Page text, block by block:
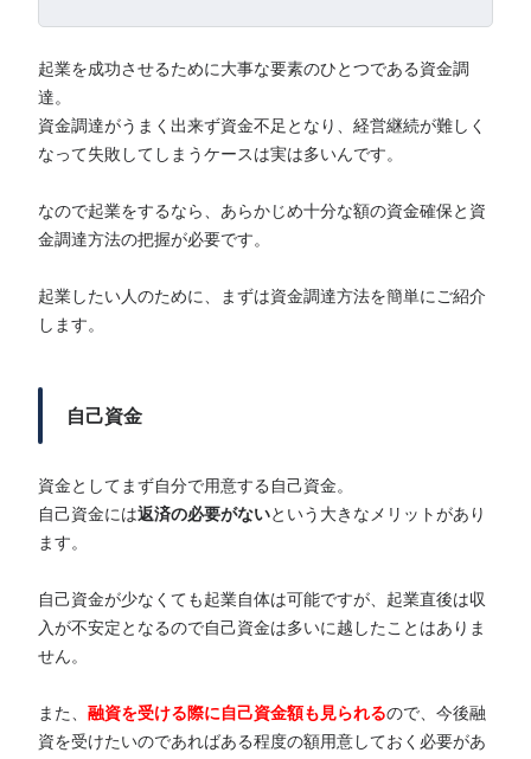
起業を成功させるために大事な要素のひとつである資金調
達。
資金調達がうまく出来ず資金不足となり、経営継続が難しく
なって失敗してしまうケースは実は多いんです。
なので起業をするなら、あらかじめ十分な額の資金確保と資
金調達方法の把握が必要です。
起業したい人のために、まずは資金調達方法を簡単にご紹介
します。
自己資金
資金としてまず自分で用意する自己資金。
自己資金には返済の必要がないという大きなメリットがあり
ます。
自己資金が少なくても起業自体は可能ですが、起業直後は収
入が不安定となるので自己資金は多いに越したことはありま
せん。
また、 融資を受ける際に自己資金額も見られるので、今後融
資を受けたいのであればある程度の額用意しておく必要があ